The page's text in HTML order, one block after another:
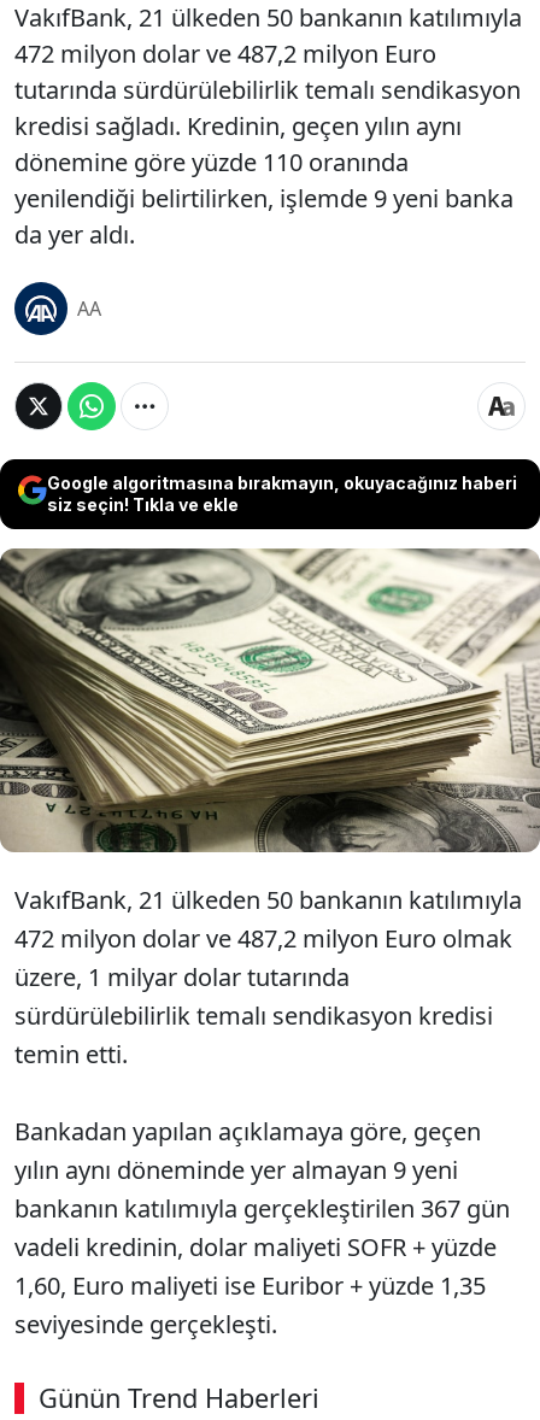
VakıfBank, 21 ülkeden 50 bankanın katılımıyla
472 milyon dolar ve 487,2 milyon Euro
tutarında sürdürülebilirlik temalı sendikasyon
kredisi sağladı. Kredinin, geçen yılın aynı
dönemine göre yüzde 110 oranında
yenilendiği belirtilirken, işlemde 9 yeni banka
da yer aldı.
AA
Google algoritmasına bırakmayın, okuyacağınız haberi
siz seçin! Tıkla ve ekle
VakıfBank, 21 ülkeden 50 bankanın katılımıyla
472 milyon dolar ve 487,2 milyon Euro tutarında
sürdürülebilirlik temalı sendikasyon kredisi
sağladı. Kredinin, geçen yılın aynı dönemine
göre yüzde 110 oranında yenilendiği
belirtilirken, işlemde 9 yeni banka da yer aldı.
VakıfBank, 21 ülkeden 50 bankanın katılımıyla
472 milyon dolar ve 487,2 milyon Euro olmak
üzere, 1 milyar dolar tutarında
sürdürülebilirlik temalı sendikasyon kredisi
temin etti.
Bankadan yapılan açıklamaya göre, geçen
yılın aynı döneminde yer almayan 9 yeni
bankanın katılımıyla gerçekleştirilen 367 gün
vadeli kredinin, dolar maliyeti SOFR + yüzde
1,60, Euro maliyeti ise Euribor + yüzde 1,35
seviyesinde gerçekleşti.
Günün Trend Haberleri